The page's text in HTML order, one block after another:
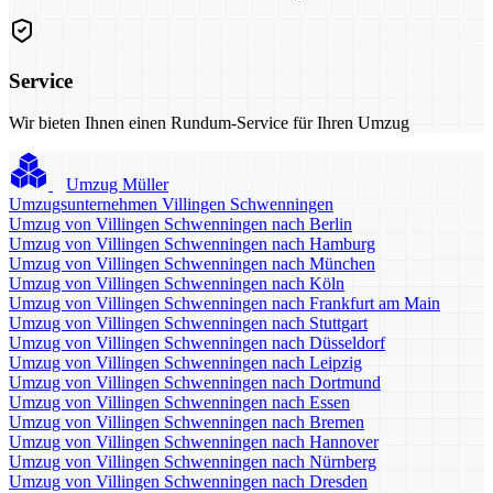
Service
Wir bieten Ihnen einen Rundum-Service für Ihren Umzug
Umzug Müller
Umzugsunternehmen Villingen Schwenningen
Umzug von Villingen Schwenningen nach Berlin
Umzug von Villingen Schwenningen nach Hamburg
Umzug von Villingen Schwenningen nach München
Umzug von Villingen Schwenningen nach Köln
Umzug von Villingen Schwenningen nach Frankfurt am Main
Umzug von Villingen Schwenningen nach Stuttgart
Umzug von Villingen Schwenningen nach Düsseldorf
Umzug von Villingen Schwenningen nach Leipzig
Umzug von Villingen Schwenningen nach Dortmund
Umzug von Villingen Schwenningen nach Essen
Umzug von Villingen Schwenningen nach Bremen
Umzug von Villingen Schwenningen nach Hannover
Umzug von Villingen Schwenningen nach Nürnberg
Umzug von Villingen Schwenningen nach Dresden